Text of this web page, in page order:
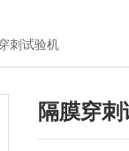
刺试验机
隔膜穿